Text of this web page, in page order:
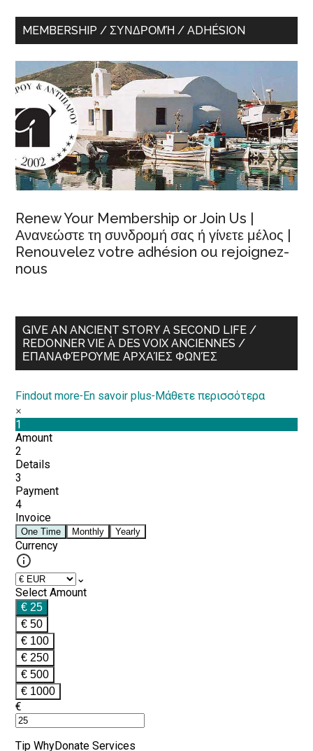
MEMBERSHIP / ΣΥΝΔΡΟΜΉ / ADHÉSION
Renew Your Membership or Join Us |
Ανανεώστε τη συνδρομή σας ή γίνετε μέλος |
Renouvelez votre adhésion ou rejoignez-
nous
GIVE AN ANCIENT STORY A SECOND LIFE /
REDONNER VIE À DES VOIX ANCIENNES /
ΕΠΑΝΑΦΈΡΟΥΜΕ ΑΡΧΑΊΕΣ ΦΩΝΈΣ
Findout more-En savoir plus-Μάθετε περισσότερα